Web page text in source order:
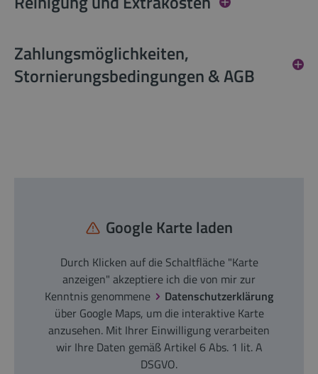
Zahlungsmöglichkeiten,
Stornierungsbedingungen & AGB
Google Karte laden
Durch Klicken auf die Schaltfläche "Karte
anzeigen" akzeptiere ich die von mir zur
Kenntnis genommene
Datenschutzerklärung
über Google Maps, um die interaktive Karte
anzusehen. Mit Ihrer Einwilligung verarbeiten
wir Ihre Daten gemäß Artikel 6 Abs. 1 lit. A
DSGVO.